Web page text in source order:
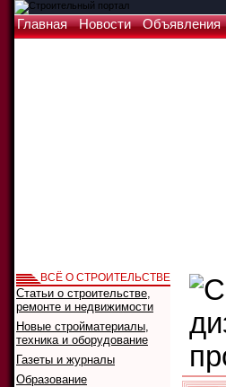
Главная Новости Объявления
ВСЁ О СТРОИТЕЛЬСТВЕ
Статьи о строительстве,
ремонте и недвижимости
Новые стройматериалы,
техника и оборудование
Газеты и журналы
Образование